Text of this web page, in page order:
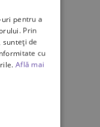
uri pentru a
Prin
sunteți de
cu
Află mai